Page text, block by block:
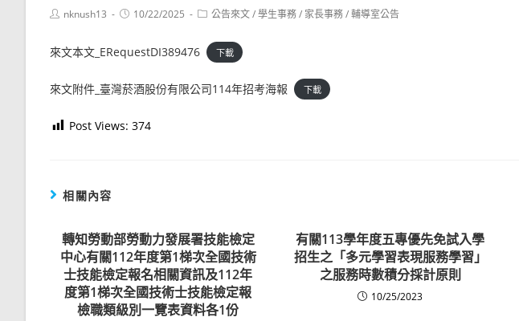
Postnknush13
Post10/22/2025
Post公告來文/學生事務/ 家長事務/輔導室公告
來文本文_ERequestDI389476 下載
來文附件_臺灣菸酒股份有限公司114年招考海報 下載
Post Views: 374
相關內容
轉知勞動部勞動力發展署技能檢定
中心有關112年度第1梯次全國技術
士技能檢定報名相關資訊及112年
度第1梯次全國技術士技能檢定報
檢職類級別一覽表資料各1份
有關113學年度五專優先免試入學
招生之「多元學習表現服務學習」
之服務時數積分採計原則
10/25/2023